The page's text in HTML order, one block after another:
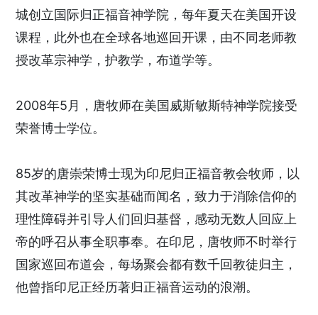
城创立国际归正福音神学院，每年夏天在美国开设
课程，此外也在全球各地巡回开课，由不同老师教
授改革宗神学，护教学，布道学等。
2008年5月，唐牧师在美国威斯敏斯特神学院接受
荣誉博士学位。
85岁的唐崇荣博士现为印尼归正福音教会牧师，以
其改革神学的坚实基础而闻名，致力于消除信仰的
理性障碍并引导人们回归基督，感动无数人回应上
帝的呼召从事全职事奉。在印尼，唐牧师不时举行
国家巡回布道会，每场聚会都有数千回教徒归主，
他曾指印尼正经历著归正福音运动的浪潮。